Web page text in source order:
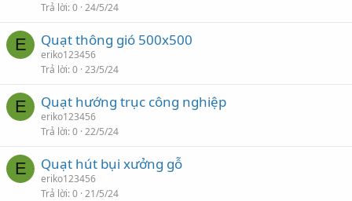
Trả lời 0 24/5/24
E Quạt thông gió 500x500
eriko123456
Trả lời 0 23/5/24
E Quạt hướng trục công nghiệp
eriko123456
Trả lời 0 22/5/24
E Quạt hút bụi xưởng gỗ
eriko123456
Trả lời 0 21/5/24